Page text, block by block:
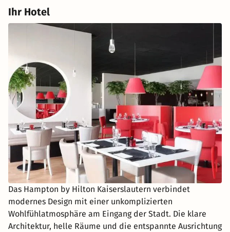
Ihr Hotel
Das Hampton by Hilton Kaiserslautern verbindet
modernes Design mit einer unkomplizierten
Wohlfühlatmosphäre am Eingang der Stadt. Die klare
Architektur, helle Räume und die entspannte Ausrichtung